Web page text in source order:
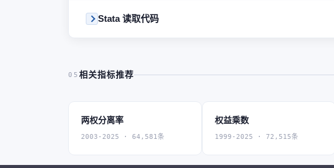
Stata 读取代码
05 相关指标推荐
两权分离率
2003-2025 · 64,581条
权益乘数
1999-2025 · 72,515条